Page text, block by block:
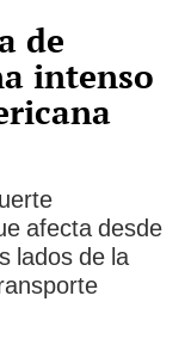
de
intenso
afecta desde
lados de la